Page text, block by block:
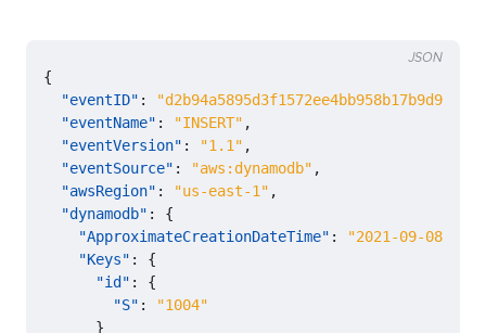
{
"eventID" : "d2b94a5895d3f1572ee4bb958b17b9d9"
"eventName" : "INSERT" ,
"eventVersion" : "1.1" ,
"eventSource" : "aws:dynamodb" ,
"awsRegion" : "us-east-1" ,
"dynamodb" :
{
"ApproximateCreationDateTime" :
"2021-09-
"Keys" :
{
"id" :
{
"S" :
"1004"
}
JSON